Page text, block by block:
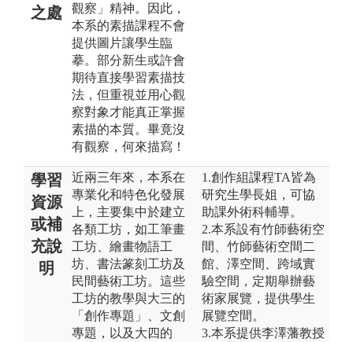
之處
觀察」精神。因此，
本系的素描課程不會
提供圖片讓學生臨
摹。部分新生或許會
期待直接學習素描技
法，但重視並用心觀
察對象才能真正掌握
素描的本質。畢竟沒
有觀察，何來描寫！
學習
資源
或補
充說
明
近兩三年來，本系在
專業化和特色化發展
上，主要集中於建立
各類工坊，如工筆畫
工坊、繪畫物語工
坊、書法篆刻工坊及
民間藝術工坊。這些
工坊的教學與大三的
「創作專題」、文創
專題，以及大四的
1.創作組課程TA皆為
研究生學長姐，可協
助課外術科輔導。
2.本系設有竹師藝術空
間、竹師藝術空間二
館、澤空間、跨域實
驗空間，定期舉辦藝
術家展覽，提供學生
展覽空間。
3.本系提供李澤藩教授